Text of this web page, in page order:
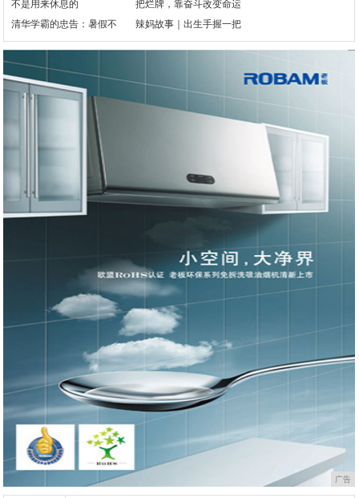
清华学霸的忠告：暑假不 辣妈故事｜出生手握一把
广告